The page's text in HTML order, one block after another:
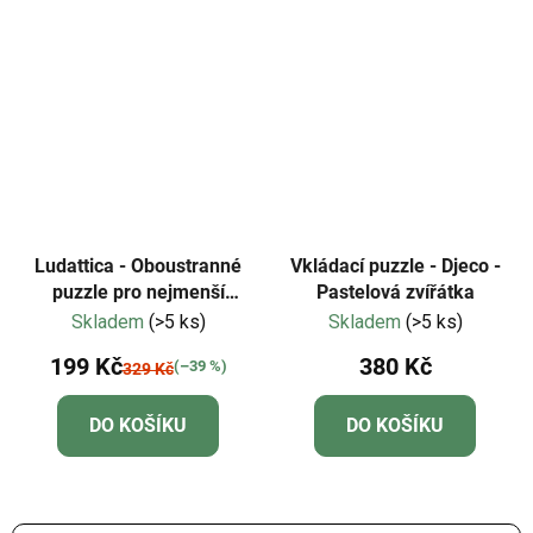
Ludattica - Oboustranné
puzzle pro nejmenší
Jednorožci- baby puzzle
Skladem (>5 ks)
199 Kč329 Kč(–39 %)
DO KOŠÍKU
Vkládací puzzle - Djeco -
Pastelová zvířátka
Skladem (>5 ks)
380 Kč
DO KOŠÍKU